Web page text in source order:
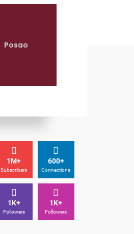
Posao
1M+
Subscribers
600+
Connections
1K+
Followers
1K+
Followers